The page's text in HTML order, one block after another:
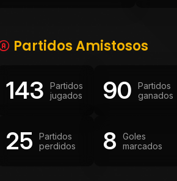
Partidos Amistosos
143
Partidos
jugados
90
Partidos
ganados
25
Partidos
perdidos
8
Goles
marcados